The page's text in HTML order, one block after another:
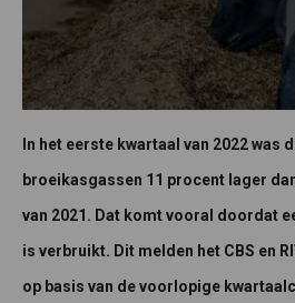
In het eerste kwartaal van 2022 was
broeikasgassen 11 procent lager
van 2021. Dat komt vooral doordat
is verbruikt. Dit melden het CBS en
op basis van de voorlopige